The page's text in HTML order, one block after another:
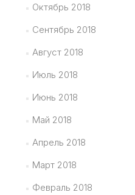
Октябрь 2018
Сентябрь 2018
Август 2018
Июль 2018
Июнь 2018
Май 2018
Апрель 2018
Март 2018
Февраль 2018